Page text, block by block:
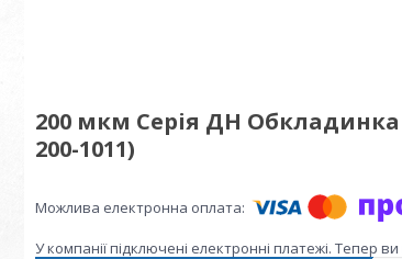
200 мкм Серія ДН Обкладинка
200-1011)
У компанії підключені електронні платежі.